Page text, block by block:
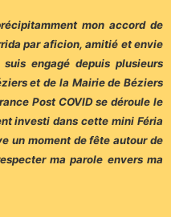
mon accord de
par aficion, amitié et envie
engagé depuis plusieurs
et de la Mairie de Béziers
Post COVID se déroule le
investi dans cette mini Féria
un moment de fête autour de
ma parole envers ma